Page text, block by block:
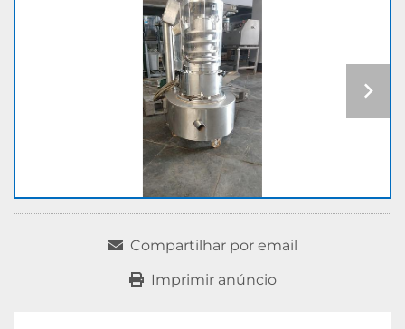
Compartilhar por email
Imprimir anúncio